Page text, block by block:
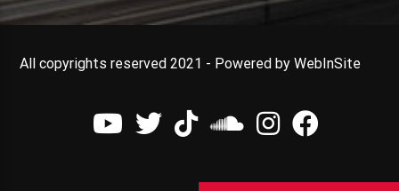
All copyrights reserved 2021 - Powered by WebInSite